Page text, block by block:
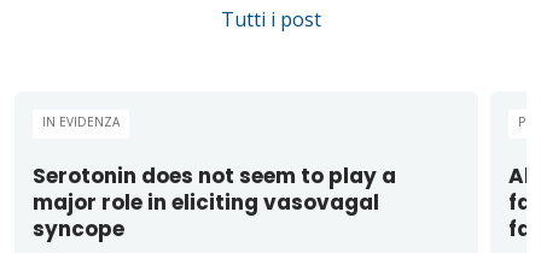
Tutti i post
IN EVIDENZA
Serotonin does not seem to play a
major role in eliciting vasovagal
syncope